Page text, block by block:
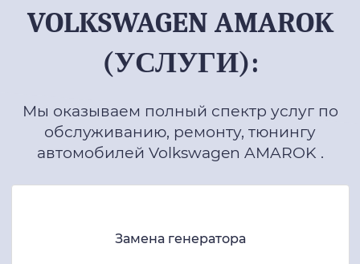
VOLKSWAGEN AMAROK
(УСЛУГИ):
Мы оказываем полный спектр услуг по
обслуживанию, ремонту, тюнингу
автомобилей Volkswagen AMAROK .
Замена генератора